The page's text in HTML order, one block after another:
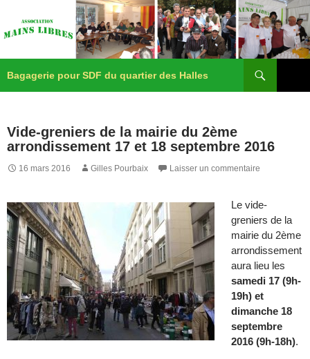
Bagagerie pour SDF du quartier des Halles
Aller
Vide-greniers de la mairie du 2ème
arrondissement 17 et 18 septembre 2016
16 mars 2016 Gilles Pourbaix Laisser un commentaire
Le vide-
greniers de la
mairie du 2ème
arrondissement
aura lieu les
samedi 17 (9h-
19h) et
dimanche 18
septembre
2016 (9h-18h).